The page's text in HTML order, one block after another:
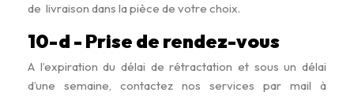
de livraison dans la pièce de votre choix.
10-d - Prise de rendez-vous
A l’expiration du délai de rétractation et sous un délai
d’une semaine, contactez nos services par mail à